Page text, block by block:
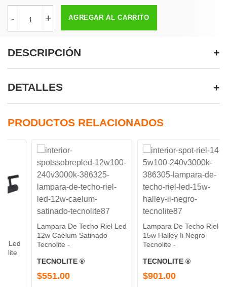
- + AGREGAR AL CARRITO
DESCRIPCIÓN
DETALLES
PRODUCTOS RELACIONADOS
Lampara De Techo Riel Led
12w Caelum Satinado
Tecnolite -
TECNOLITE ®
$551.00
Lampara De Techo Riel Led
15w Halley Ii Negro
Tecnolite -
TECNOLITE ®
$901.00